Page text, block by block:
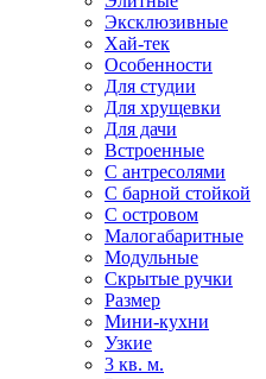
Эксклюзивные
Хай-тек
Особенности
Для студии
Для хрущевки
Для дачи
Встроенные
С антресолями
С барной стойкой
С островом
Малогабаритные
Модульные
Скрытые ручки
Размер
Мини-кухни
Узкие
3 кв. м.